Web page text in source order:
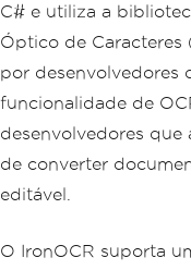
C# e utiliza a
Óptico de Caracteres
por desenvolvedores
funcionalidade de
desenvolvedores que
de converter
editável.
O IronOCR suporta